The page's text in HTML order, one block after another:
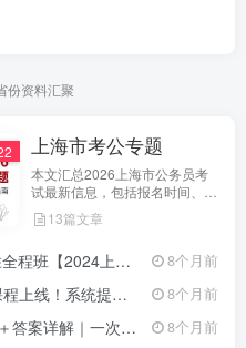
份资料汇聚
上海市考公专题
本文汇总2026上海市公务员考
试最新信息，包括报名时间、招
考公告、职位表、笔试科目及行
测申论备考指南。通过政策解读
天津市考特点，合理安排备考计
13篇文章
握行测+申论，突破高分就在眼前！ 8个月前
｜行测申论全套教学视频＋资料包一站式备考方案 8个月前
：七省市（山东 · 浙江 · 四川 · 上海 ·北京 ·天津 ·江苏）试卷＋详解 8个月前